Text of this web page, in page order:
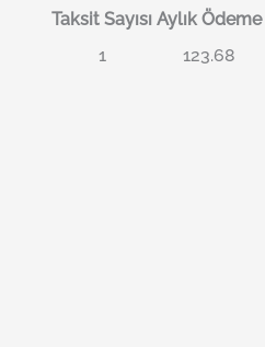
Taksit Sayısı Aylık Ödeme
1
123.68